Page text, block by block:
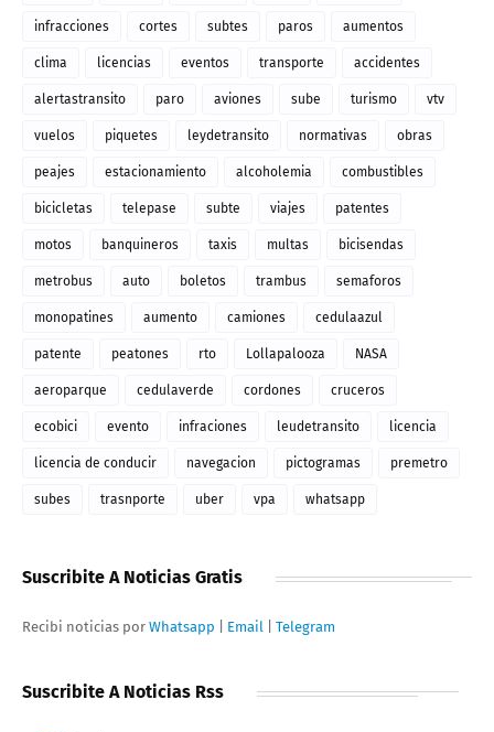
infracciones cortes subtes paros aumentos
clima licencias eventos transporte accidentes
alertastransito paro aviones sube turismo vtv
vuelos piquetes leydetransito normativas obras
peajes estacionamiento alcoholemia combustibles
bicicletas telepase subte viajes patentes
motos banquineros taxis multas bicisendas
metrobus auto boletos trambus semaforos
monopatines aumento camiones cedulaazul
patente peatones rto Lollapalooza NASA
aeroparque cedulaverde cordones cruceros
ecobici evento infraciones leudetransito licencia
licencia de conducir navegacion pictogramas premetro
subes trasnporte uber vpa whatsapp
Suscribite A Noticias Gratis
Recibi noticias por Whatsapp Email Telegram
Suscribite A Noticias Rss